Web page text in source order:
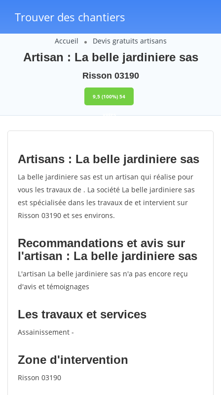
Trouver des chantiers
Accueil Devis gratuits artisans
Artisan : La belle jardiniere sas
Risson 03190
9,5 (100%) 54
votes
Artisans : La belle jardiniere sas
La belle jardiniere sas est un artisan qui réalise pour
vous les travaux de . La société La belle jardiniere sas
est spécialisée dans les travaux de et intervient sur
Risson 03190 et ses environs.
Recommandations et avis sur
l'artisan : La belle jardiniere sas
L'artisan La belle jardiniere sas n'a pas encore reçu
d'avis et témoignages
Les travaux et services
Assainissement -
Zone d'intervention
Risson 03190